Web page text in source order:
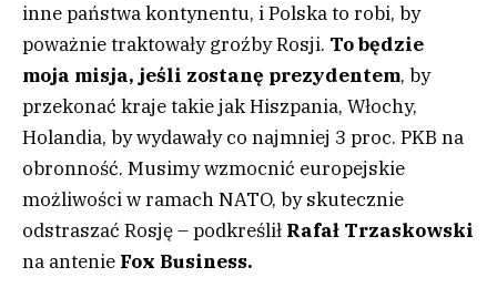
inne państwa kontynentu, i Polska to robi, by
poważnie traktowały groźby Rosji. To będzie
moja misja, jeśli zostanę prezydentem, by
przekonać kraje takie jak Hiszpania, Włochy,
Holandia, by wydawały co najmniej 3 proc. PKB na
obronność. Musimy wzmocnić europejskie
możliwości w ramach NATO, by skutecznie
odstraszać Rosję – podkreślił Rafał Trzaskowski
na antenie Fox Business.